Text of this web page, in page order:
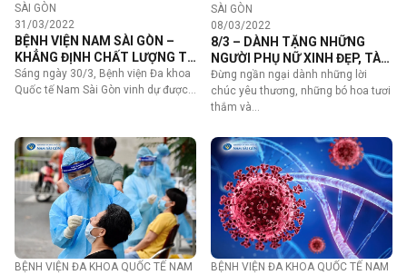
SÀI GÒN
31/03/2022
BỆNH VIỆN NAM SÀI GÒN –
KHẲNG ĐỊNH CHẤT LƯỢNG TỪ
SỰ NỖ LỰC KHÔNG NGỪNG
Sáng ngày 30/3, Bệnh viện Đa khoa
Quốc tế Nam Sài Gòn vinh dự được…
SÀI GÒN
08/03/2022
8/3 – DÀNH TẶNG NHỮNG
NGƯỜI PHỤ NỮ XINH ĐẸP, TÀI
NĂNG, TẬN TÂM VÌ NGƯỜI
BỆNH
Đừng ngần ngại dành những lời
chúc yêu thương, những bó hoa tươi
thắm và…
BỆNH VIỆN ĐA KHOA QUỐC TẾ NAM
BỆNH VIỆN ĐA KHOA QUỐC TẾ NAM